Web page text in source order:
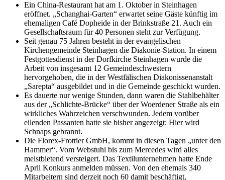
Ein China-Restaurant hat am 1. Oktober in Steinhagen
eröffnet. „Schanghai-Garten“ erwartet seine Gäste künftig im
ehemaligen Café Dopheide in der Brinkstraße 21. Auch ein
Gesellschaftsraum für 40 Personen steht zur Verfügung.
Seit genau 75 Jahren besteht in der evangelischen
Kirchengemeinde Steinhagen die Diakonie-Station. In einem
Festgottesdienst in der Dorfkirche Steinhagen wurde die
Arbeit von insgesamt 12 Gemeindeschwestern
hervorgehoben, die in der Westfälischen Diakonissenanstalt
„Sarepta“ ausgebildet und in die Gemeinde geschickt wurden.
Es dauerte nur wenige Stunden, dann waren die Stahlbehälter
aus der „Schlichte-Brücke“ über der Woerdener Straße als ein
wirkliches Wahrzeichen verschwunden. Jedem vorüber
eilenden Passanten hatte sie bisher angezeigt; Hier wird
Schnaps gebrannt.
Die Florex-Frottier GmbH, kommt in diesen Tagen „unter den
Hammer“. Vom Webstuhl bis zum Mercedes wird alles
meistbietend versteigert. Das Textilunternehmen hatte Ende
April Konkurs anmelden müssen. Von den ehemals 340
Mitarbeitern sind derzeit noch 60 damit beschäftigt,